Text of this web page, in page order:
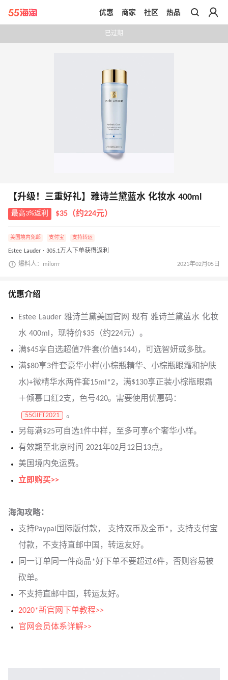
带你去官网买正品
优惠 商家 社区 热品
已过期
【升级！三重好礼】雅诗兰黛蓝水 化妆水 400ml
最高3%返利 $35（约224元）
美国境内免邮 支付宝 支持转运
Estee Lauder · 305.1万人下单获得返利
爆料人：milorrr 2021年02月05日
优惠介绍
Estee Lauder 雅诗兰黛美国官网 现有 雅诗兰黛蓝水 化妆
水 400ml，现特价$35（约224元）。
满$45享自选超值7件套(价值$144)，可选智妍或多肽。
满$80享3件套豪华小样(小棕瓶精华、小棕瓶眼霜和护肤
水)+微精华水两件套15ml*2，满$130享正装小棕瓶眼霜
＋倾慕口红2支，色号420。需要使用优惠码：
55GIFT2021
。
另每满$25可自选1件中样，至多可享6个奢华小样。
有效期至北京时间 2021年02月12日13点。
美国境内免运费。
立即购买>>
海淘攻略：
支持Paypal国际版付款， 支持双币及全币*，支持支付宝
付款，不支持直邮中国，转运友好。
同一订单同一件商品*好下单不要超过6件，否则容易被
砍单。
不支持直邮中国，转运友好。
2020*新官网下单教程>>
官网 会员体系详解>>